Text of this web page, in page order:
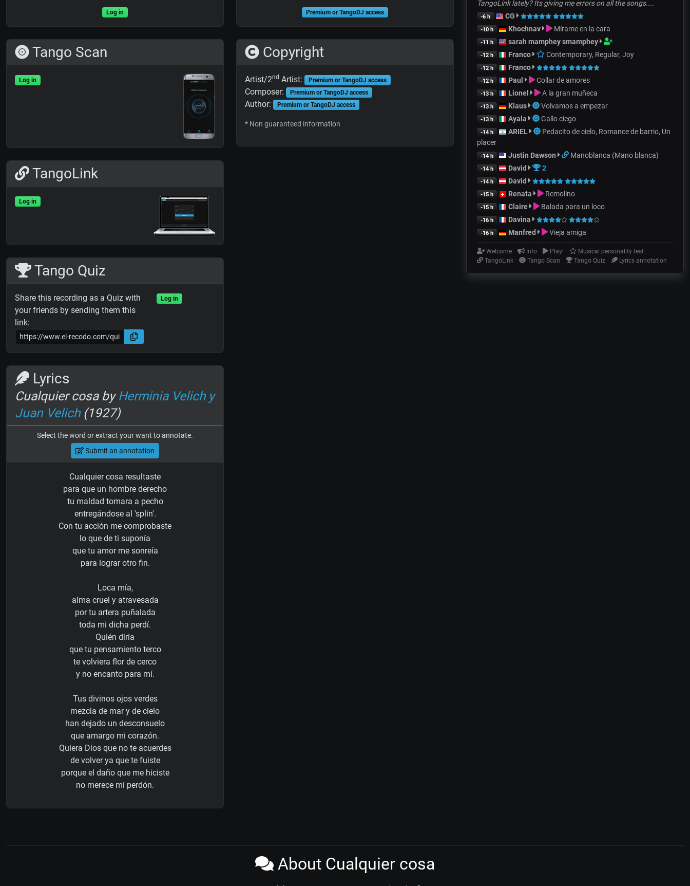
Log in
Tango Scan
Log in
TangoLink
Log in
Tango Quiz
Share this recording as a Quiz with
your friends by sending them this
link:
Log in
Lyrics
Cualquier cosa byHerminia Velich y
Juan Velich(1927)
Select the word or extract your want to annotate.
Submit an annotation
Cualquier cosa resultaste
para que un hombre derecho
tu maldad tomara a pecho
entregándose al 'splin'.
Con tu acción me comprobaste
lo que de ti suponía
que tu amor me sonreía
para lograr otro fin.
Loca mía,
alma cruel y atravesada
por tu artera puñalada
toda mi dicha perdí.
Quién diría
que tu pensamiento terco
te volviera flor de cerco
y no encanto para mí.
Tus divinos ojos verdes
mezcla de mar y de cielo
han dejado un desconsuelo
que amargo mi corazón.
Quiera Dios que no te acuerdes
de volver ya que te fuiste
porque el daño que me hiciste
no merece mi perdón.
Premium or TangoDJ access
Copyright
Artist/2nd Artist: Premium or TangoDJ access
Composer: Premium or TangoDJ access
Author: Premium or TangoDJ access
* Non guaranteed information
TangoLink lately? Its giving me errors on all the songs....
-6 h CG
-10 h Khochnav Mírame en la cara
-11 h sarah mamphey smamphey
-12 h Franco Contemporary, Regular, Joy
-12 h Franco
-12 h Paul Collar de amores
-13 h Lionel A la gran muñeca
-13 h Klaus Volvamos a empezar
-13 h Ayala Gallo ciego
-14 h ARIEL
Pedacito de cielo, Romance de barrio, Un
placer
-14 h Justin Dawson Manoblanca (Mano blanca)
-14 h David 2
-14 h David
-15 h Renata Remolino
-15 h Claire Balada para un loco
-16 h Davina
-16 h Manfred Vieja amiga
Welcome Info Play!
Musical personality test
TangoLink
Tango Scan Tango Quiz Lyrics annotation
About Cualquier cosa